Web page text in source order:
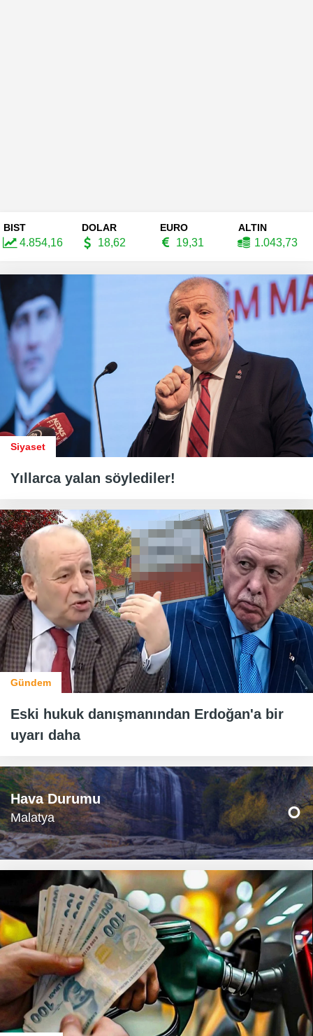
BIST
4.854,16
DOLAR
18,62
EURO
19,31
ALTIN
1.043,73
Siyaset
Yıllarca yalan söylediler!
Gündem
Eski hukuk danışmanından Erdoğan'a bir
uyarı daha
Hava Durumu
Malatya °